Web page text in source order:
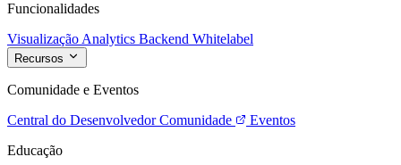
Funcionalidades
Visualização Analytics Backend Whitelabel
Recursos
Comunidade e Eventos
Central do Desenvolvedor Comunidade
Eventos
Educação